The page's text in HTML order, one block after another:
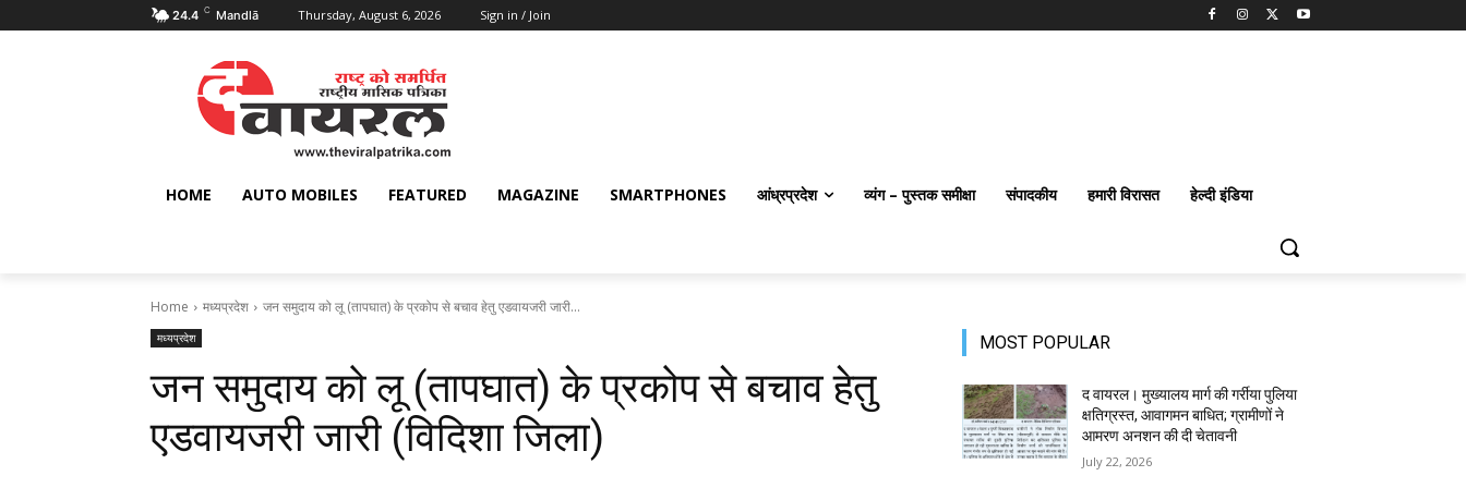
24.4 C Mandlā Thursday, August 6, 2026 Sign in / Join
HOME AUTO MOBILES FEATURED MAGAZINE SMARTPHONES आंध्रप्रदेश व्यंग – पुस्तक समीक्षा संपादकीय हमारी विरासत हेल्दी इंडिया
Home मध्यप्रदेश जन समुदाय को लू (तापघात) के प्रकोप से बचाव हेतु एडवायजरी जारी...
मध्यप्रदेश
जन समुदाय को लू (तापघात) के प्रकोप से बचाव हेतु
एडवायजरी जारी (विदिशा जिला)
MOST POPULAR
द वायरल। मुख्यालय मार्ग की गर्रीया पुलिया
क्षतिग्रस्त, आवागमन बाधित; ग्रामीणों ने
आमरण अनशन की दी चेतावनी
July 22, 2026